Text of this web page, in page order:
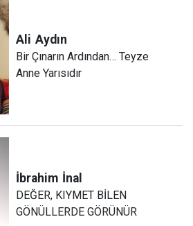
Ali Aydın
Bir Çınarın Ardından… Teyze
Anne Yarısıdır
İbrahim İnal
DEĞER, KIYMET BİLEN
GÖNÜLLERDE GÖRÜNÜR